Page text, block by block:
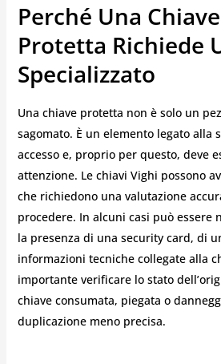
Perché Una
Protetta Richiede
Specializzato
Una chiave protetta non è solo un
sagomato. È un elemento legato alla
accesso e, proprio per questo, deve
attenzione. Le chiavi Vighi possono
che richiedono una valutazione
procedere. In alcuni casi può essere
la presenza di una security card, di
informazioni tecniche collegate alla
importante verificare lo stato
chiave consumata, piegata o
duplicazione meno precisa.